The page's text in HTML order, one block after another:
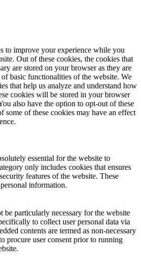
to improve your experience while you
Out of these cookies, the cookies that
are stored on your browser as they are
basic functionalities of the website. We
that help us analyze and understand how
cookies will be stored in your browser
also have the option to opt-out of these
some of these cookies may have an effect
essential for the website to
only includes cookies that ensures
features of the website. These
information.
be particularly necessary for the website
to collect user personal data via
contents are termed as non-necessary
procure user consent prior to running